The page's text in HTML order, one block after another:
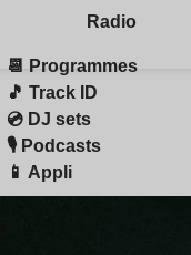
Radio
📆 Programmes
🎵 Track ID
💿 DJ sets
🎙️ Podcasts
📱 Appli